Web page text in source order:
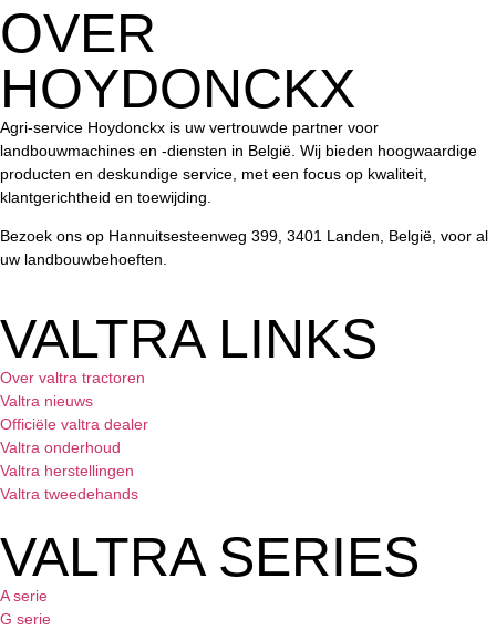
OVER
HOYDONCKX
Agri-service Hoydonckx is uw vertrouwde partner voor
landbouwmachines en -diensten in België. Wij bieden hoogwaardige
producten en deskundige service, met een focus op kwaliteit,
klantgerichtheid en toewijding.
Bezoek ons op Hannuitsesteenweg 399, 3401 Landen, België, voor al
uw landbouwbehoeften.
VALTRA LINKS
Over valtra tractoren
Valtra nieuws
Officiële valtra dealer
Valtra onderhoud
Valtra herstellingen
Valtra tweedehands
VALTRA SERIES
A serie
G serie